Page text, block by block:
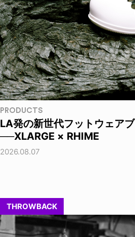
PRODUCTS
LA発の新世代フットウェア
──XLARGE × RHIME
2026.08.07
THROWBACK